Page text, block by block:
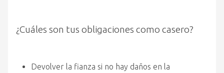
¿Cuáles son tus obligaciones como casero?
Devolver la fianza si no hay daños en la